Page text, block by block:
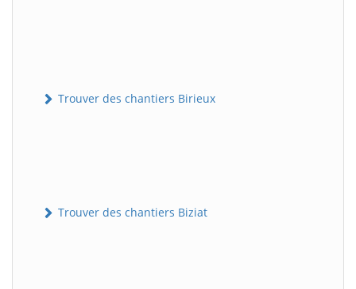
Trouver des chantiers Birieux
Trouver des chantiers Biziat